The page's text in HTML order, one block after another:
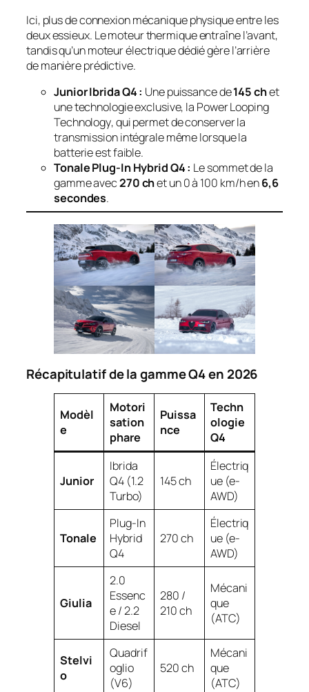
Ici, plus de connexion mécanique physique entre les
deux essieux. Le moteur thermique entraîne l’avant,
tandis qu’un moteur électrique dédié gère l’arrière
de manière prédictive.
Junior Ibrida Q4 : Une puissance de145 chet
une technologie exclusive, la Power Looping
Technology, qui permet de conserver la
transmission intégrale même lorsque la
batterie est faible.
Tonale Plug-In Hybrid Q4 : Le sommet de la
gamme avec270 chet un 0 à 100 km/h en6,6
secondes.
Récapitulatif de la gamme Q4 en 2026
Modèl
e
Motori
sation
phare
Puissa
nce
Techn
ologie
Q4
Junior
Ibrida
Q4 (1.2
Turbo)
145 ch
Électriq
ue (e-
AWD)
Tonale
Plug-In
Hybrid
Q4
270 ch
Électriq
ue (e-
AWD)
Giulia
2.0
Essenc
e / 2.2
Diesel
280 /
210 ch
Mécani
que
(ATC)
Stelvi
o
Quadrif
oglio
(V6)
520 ch
Mécani
que
(ATC)